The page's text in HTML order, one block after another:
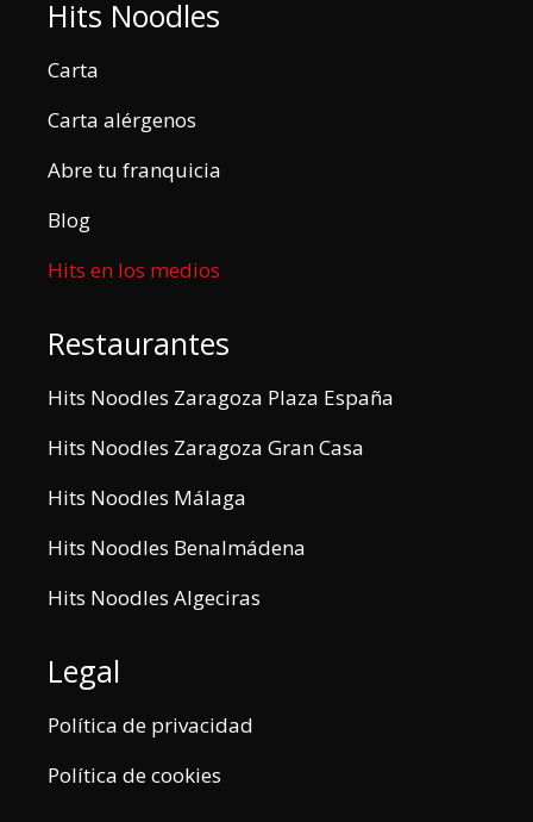
Hits Noodles
Carta
Carta alérgenos
Abre tu franquicia
Blog
Hits en los medios
Restaurantes
Hits Noodles Zaragoza Plaza España
Hits Noodles Zaragoza Gran Casa
Hits Noodles Málaga
Hits Noodles Benalmádena
Hits Noodles Algeciras
Legal
Política de privacidad
Política de cookies